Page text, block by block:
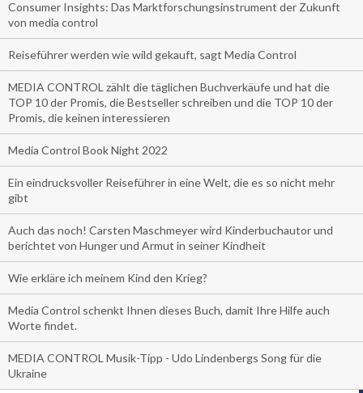
Consumer Insights: Das Marktforschungsinstrument der Zukunft
von media control
Reiseführer werden wie wild gekauft, sagt Media Control
MEDIA CONTROL zählt die täglichen Buchverkäufe und hat die
TOP 10 der Promis, die Bestseller schreiben und die TOP 10 der
Promis, die keinen interessieren
Media Control Book Night 2022
Ein eindrucksvoller Reiseführer in eine Welt, die es so nicht mehr
gibt
Auch das noch! Carsten Maschmeyer wird Kinderbuchautor und
berichtet von Hunger und Armut in seiner Kindheit
Wie erkläre ich meinem Kind den Krieg?
Media Control schenkt Ihnen dieses Buch, damit Ihre Hilfe auch
Worte findet.
MEDIA CONTROL Musik-Tipp - Udo Lindenbergs Song für die
Ukraine